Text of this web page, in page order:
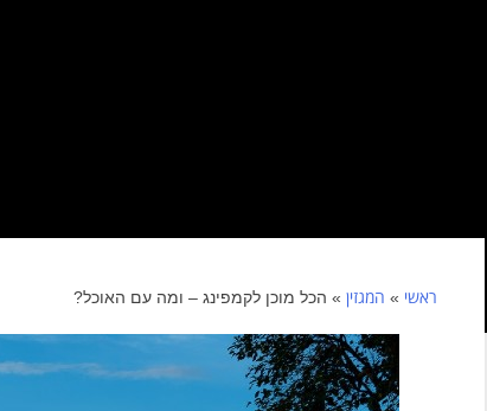
ראשי » המגזין » הכל מוכן לקמפינג – ומה עם האוכל?